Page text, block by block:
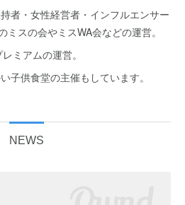
者・女性経営者・インフルエンサー
スの会やミスWA会などの運営。
ミアムの運営。
供食堂の主催もしています。
NEWS